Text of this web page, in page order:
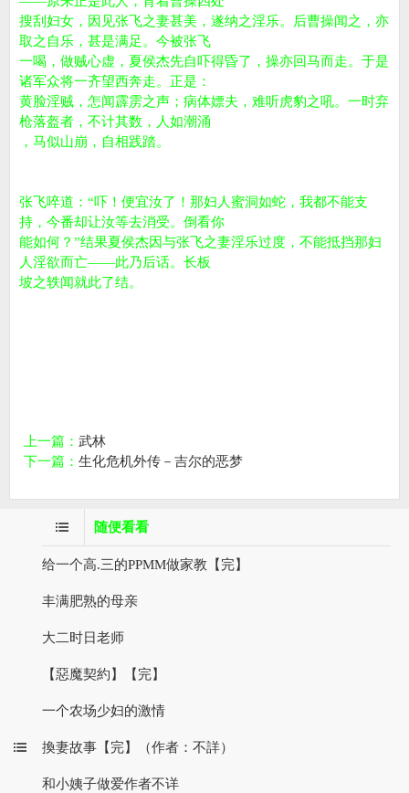
搜刮妇女，因见张飞之妻甚美，遂纳之淫乐。后曹操闻之，亦
取之自乐，甚是满足。今被张飞
一喝，做贼心虚，夏侯杰先自吓得昏了，操亦回马而走。于是
诸军众将一齐望西奔走。正是：
黄脸淫贼，怎闻霹雳之声；病体嫖夫，难听虎豹之吼。一时弃
枪落盔者，不计其数，人如潮涌
，马似山崩，自相践踏。
张飞啐道：“吓！便宜汝了！那妇人蜜洞如蛇，我都不能支
持，今番却让汝等去消受。倒看你
能如何？”结果夏侯杰因与张飞之妻淫乐过度，不能抵挡那妇
人淫欲而亡——此乃后话。长板
坡之轶闻就此了结。
上一篇： 武林
下一篇： 生化危机外传－吉尔的恶梦
随便看看
给一个高.三的PPMM做家教【完】
丰满肥熟的母亲
大二时日老师
【惡魔契約】【完】
一个农场少妇的激情
換妻故事【完】（作者：不詳）
和小姨子做爱作者不详